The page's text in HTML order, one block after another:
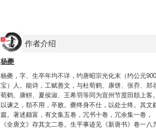
作者介绍
杨夔
杨夔，字、生卒年均不详，约唐昭宗光化末（约公元
宝）人。能诗，工赋善文，与杜荀鹤、康饼、张乔、
荀鹤、康軿、夏侯淑、王希羽等同为宣州节度田頵上客
以谏之，頵不用，卒败。夔终身不仕，以处士终。其
篇。著述颇富，有文集五卷，冗书十卷，冗余集一卷，
《全唐文》存其文二卷。生平事迹见《新唐书》卷一八